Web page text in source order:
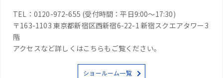
TEL：0120-972-655 (受付時間：平日9:00～17:30)
〒163-1103 東京都新宿区西新宿6-22-1 新宿スクエアタワー3
階
アクセスなど詳しくはこちらもご覧ください。
ショールーム一覧